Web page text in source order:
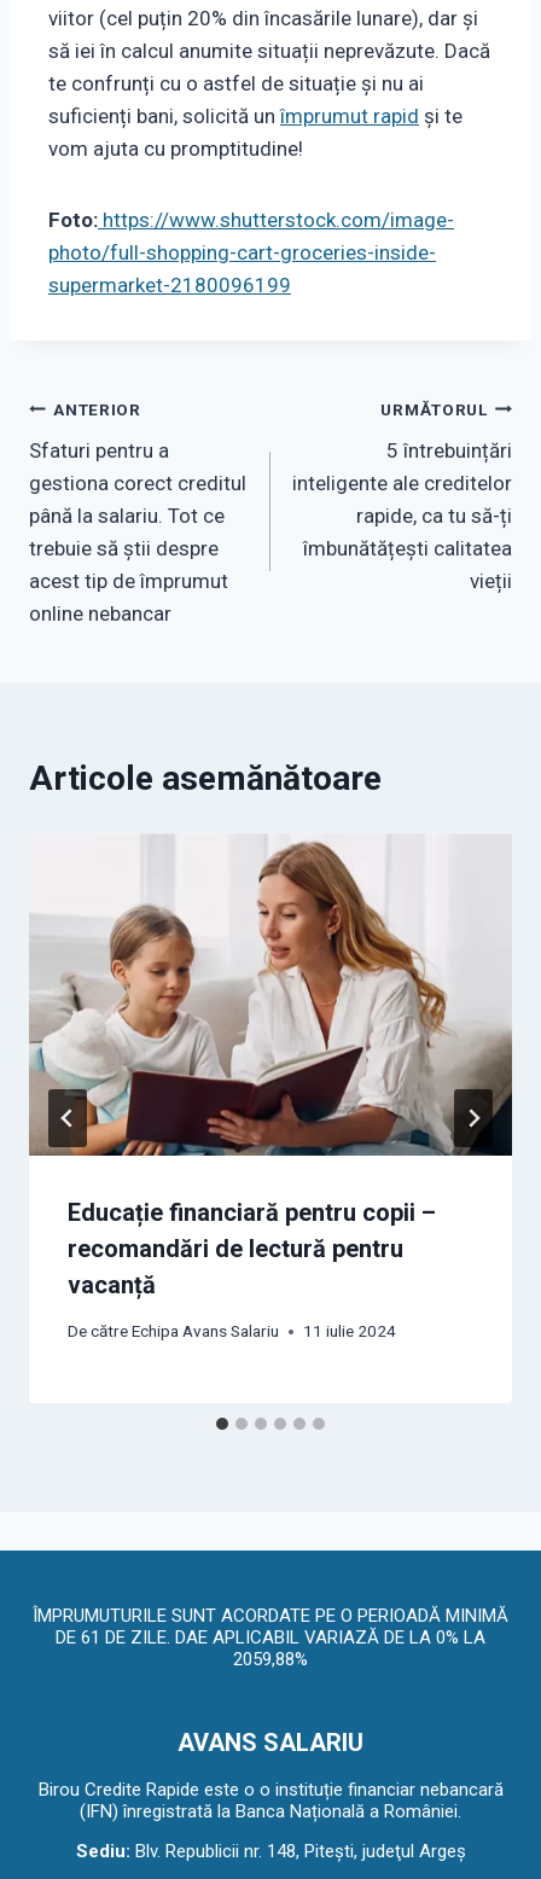
viitor (cel puțin 20% din încasările lunare), dar și
să iei în calcul anumite situații neprevăzute. Dacă
te confrunți cu o astfel de situație și nu ai
suficienți bani, solicită unîmprumut rapid și te
vom ajuta cu promptitudine!
Foto: https://www.shutterstock.com/image-
photo/full-shopping-cart-groceries-inside-
supermarket-2180096199
Navigare
în
articole
ANTERIOR
Sfaturi pentru a
gestiona corect creditul
până la salariu. Tot ce
trebuie să știi despre
acest tip de împrumut
online nebancar
URMĂTORUL
5 întrebuințări
inteligente ale creditelor
rapide, ca tu să-ți
îmbunătățești calitatea
vieții
Articole asemănătoare
Educație financiară pentru copii –
recomandări de lectură pentru
vacanță
De cătreEchipa Avans Salariu 11 iulie 2024
ÎMPRUMUTURILE SUNT ACORDATE PE O PERIOADĂ MINIMĂ
DE 61 DE ZILE. DAE APLICABIL VARIAZĂ DE LA 0% LA
2059,88%
AVANS SALARIU
Birou Credite Rapide este o o instituție financiar nebancară
(IFN) înregistrată la Banca Națională a României.
Sediu: Blv. Republicii nr. 148, Piteşti, judeţul Argeş